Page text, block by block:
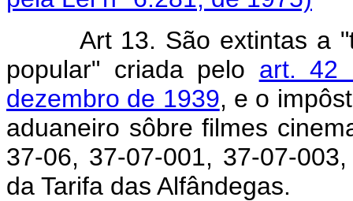
Art 13. São extintas a
popular" criada pelo art. 42
dezembro de 1939, e o
aduaneiro sôbre filmes
37-06, 37-07-001, 37-07-
da Tarifa das Alfândegas.